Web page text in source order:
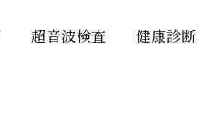
超音波検査 健康診断